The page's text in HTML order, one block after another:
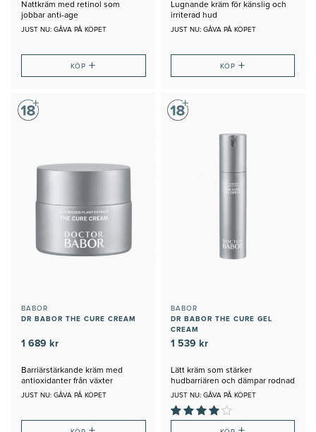
Nattkräm med retinol som
jobbar anti-age
JUST NU: GÅVA PÅ KÖPET
KÖP+
Lugnande kräm för känslig och
irriterad hud
JUST NU: GÅVA PÅ KÖPET
KÖP +
BABOR
DR BABOR THE CURE CREAM
1 689 kr
Barriärstärkande kräm med
antioxidanter från växter
JUST NU: GÅVA PÅ KÖPET
BABOR
DR BABOR THE CURE GEL
CREAM
1 539 kr
Lätt kräm som stärker
hudbarriären och dämpar rodnad
JUST NU: GÅVA PÅ KÖPET